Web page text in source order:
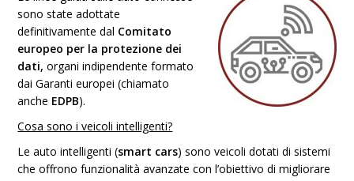
sono state adottate
definitivamente dal Comitato
europeo per la protezione dei
dati,organi indipendente formato
dai Garanti europei (chiamato
anche EDPB).
Cosa sono i veicoli intelligenti?
Le auto intelligenti (smart cars) sono veicoli dotati di sistemi
che offrono funzionalità avanzate con l’obiettivo di migliorare